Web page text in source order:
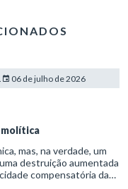
06 de julho de 2026
mas, na verdade, um
destruição aumentada
compensatória da